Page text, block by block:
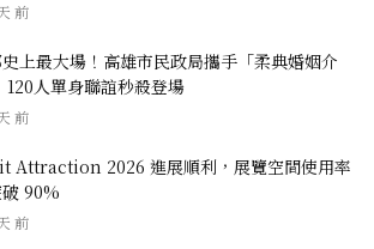
前
上最大場！高雄市民政局攜手「柔典婚姻介
120人單身聯誼秒殺登場
前
Attraction 2026 進展順利，展覽空間使用率
90%
前